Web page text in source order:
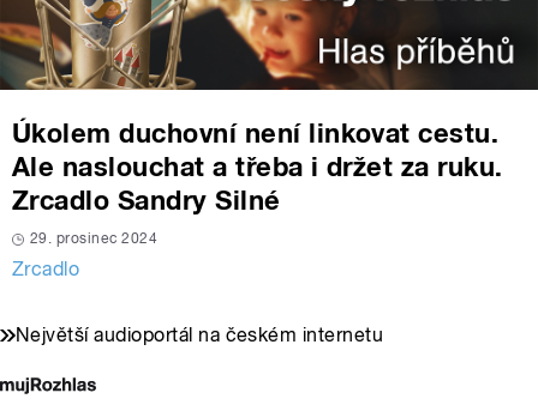
Úkolem duchovní není linkovat cestu.
Ale naslouchat a třeba i držet za ruku.
Zrcadlo Sandry Silné
29. prosinec 2024
Zrcadlo
Největší audioportál na českém internetu